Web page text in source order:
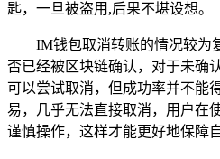
匙，一旦被盗用,后果不堪设想。
IM钱包取消转账的情况较为
否已经被区块链确认，对于未确
可以尝试取消，但成功率并不能
易，几乎无法直接取消，用户在
谨慎操作，这样才能更好地保障